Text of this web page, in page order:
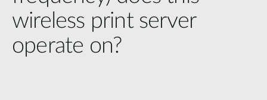
wireless print server
operate on?